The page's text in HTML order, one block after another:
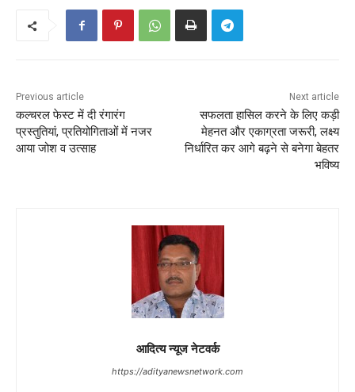
Previous article
कल्चरल फेस्ट में दी रंगारंग
प्रस्तुतियां, प्रतियोगिताओं में नजर
आया जोश व उत्साह
Next article
सफलता हासिल करने के लिए कड़ी
मेहनत और एकाग्रता जरूरी, लक्ष्य
निर्धारित कर आगे बढ़ने से बनेगा बेहतर
भविष्य
आदित्य न्यूज नेटवर्क
https://adityanewsnetwork.com